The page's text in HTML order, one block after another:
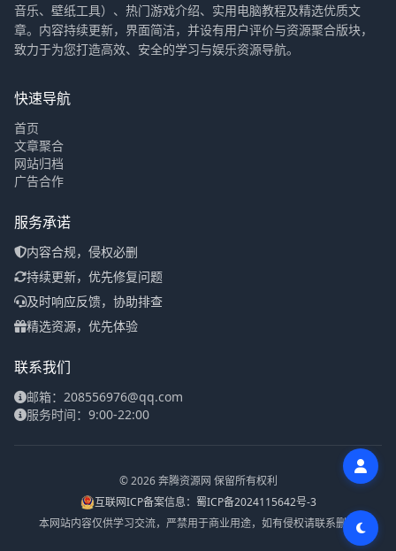
音乐、壁纸工具）、热门游戏介绍、实用电脑教程及精选优质文
章。内容持续更新，界面简洁，并设有用户评价与资源聚合版块，
致力于为您打造高效、安全的学习与娱乐资源导航。
快速导航
首页
文章聚合
网站归档
广告合作
服务承诺
内容合规，侵权必删
持续更新，优先修复问题
及时响应反馈，协助排查
精选资源，优先体验
联系我们
邮箱：208556976@qq.com
服务时间：9:00-22:00
© 2026 奔腾资源网 保留所有权利
互联网ICP备案信息：蜀ICP备2024115642号-3
本网站内容仅供学习交流，严禁用于商业用途，如有侵权请联系删除